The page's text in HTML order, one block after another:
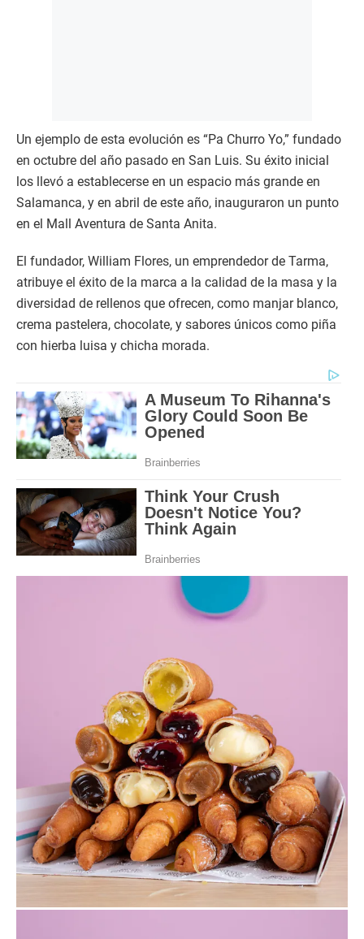
Un ejemplo de esta evolución es “Pa Churro Yo,” fundado
en octubre del año pasado en San Luis. Su éxito inicial
los llevó a establecerse en un espacio más grande en
Salamanca, y en abril de este año, inauguraron un punto
en el Mall Aventura de Santa Anita.
El fundador, William Flores, un emprendedor de Tarma,
atribuye el éxito de la marca a la calidad de la masa y la
diversidad de rellenos que ofrecen, como manjar blanco,
crema pastelera, chocolate, y sabores únicos como piña
con hierba luisa y chicha morada.